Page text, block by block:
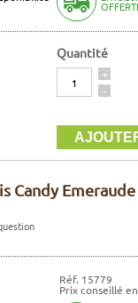
Quantité
Quantité
+
-
Candy
Réf. 15779
Prix conseillé